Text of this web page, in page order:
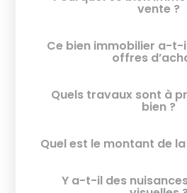
vente ?
Ce bien immobilier a-t-
offres
Quels travaux sont à
bien ?
Quel est le montant de
Y a-t-il des